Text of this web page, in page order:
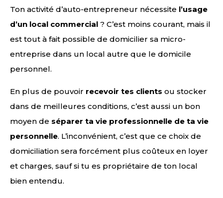
Ton activité d’auto-entrepreneur nécessite l’usage
d’un local commercial ? C’est moins courant, mais il
est tout à fait possible de domicilier sa micro-
entreprise dans un local autre que le domicile
personnel.
En plus de pouvoir recevoir tes clients ou stocker
dans de meilleures conditions, c’est aussi un bon
moyen de séparer ta vie professionnelle de ta vie
personnelle. L’inconvénient, c’est que ce choix de
domiciliation sera forcément plus coûteux en loyer
et charges, sauf si tu es propriétaire de ton local
bien entendu.